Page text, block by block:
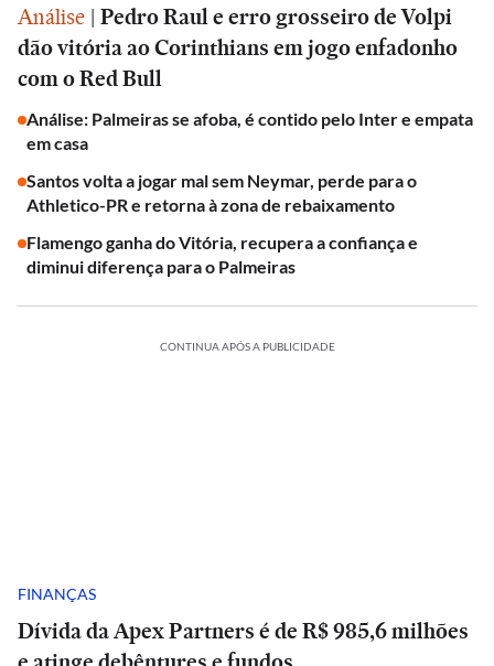
Análise | Pedro Raul e erro grosseiro de Volpi
dão vitória ao Corinthians em jogo enfadonho
com o Red Bull
Análise: Palmeiras se afoba, é contido pelo Inter e empata
em casa
Santos volta a jogar mal sem Neymar, perde para o
Athletico-PR e retorna à zona de rebaixamento
Flamengo ganha do Vitória, recupera a confiança e
diminui diferença para o Palmeiras
CONTINUA APÓS A PUBLICIDADE
FINANÇAS
Dívida da Apex Partners é de R$ 985,6 milhões